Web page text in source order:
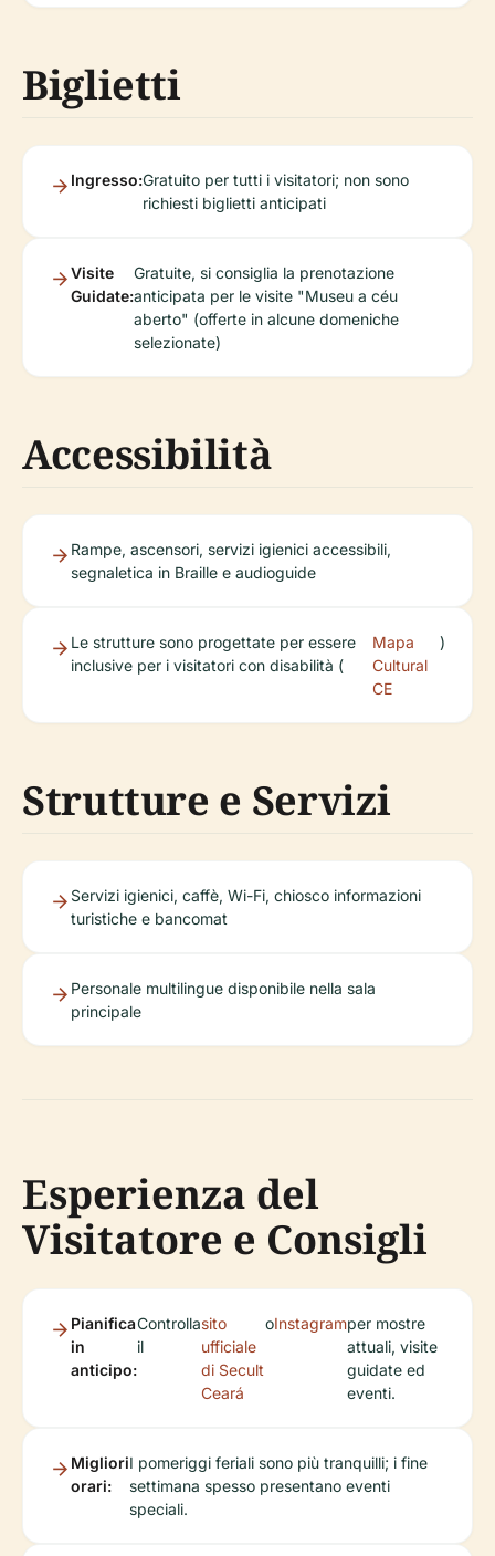
Biglietti
Ingresso:Gratuito per tutti i visitatori; non sono
richiesti biglietti anticipati
Visite
Guidate:
Gratuite, si consiglia la prenotazione
anticipata per le visite "Museu a céu
aberto" (offerte in alcune domeniche
selezionate)
Accessibilità
Rampe, ascensori, servizi igienici accessibili,
segnaletica in Braille e audioguide
Le strutture sono progettate per essere
inclusive per i visitatori con disabilità (
Mapa
Cultural
CE
)
Strutture e Servizi
Servizi igienici, caffè, Wi-Fi, chiosco informazioni
turistiche e bancomat
Personale multilingue disponibile nella sala
principale
Esperienza del
Visitatore e Consigli
Pianifica
in
anticipo:
Controlla
il
sito
ufficiale
di Secult
Ceará
oInstagramper mostre
attuali, visite
guidate ed
eventi.
Migliori
orari:
I pomeriggi feriali sono più tranquilli; i fine
settimana spesso presentano eventi
speciali.